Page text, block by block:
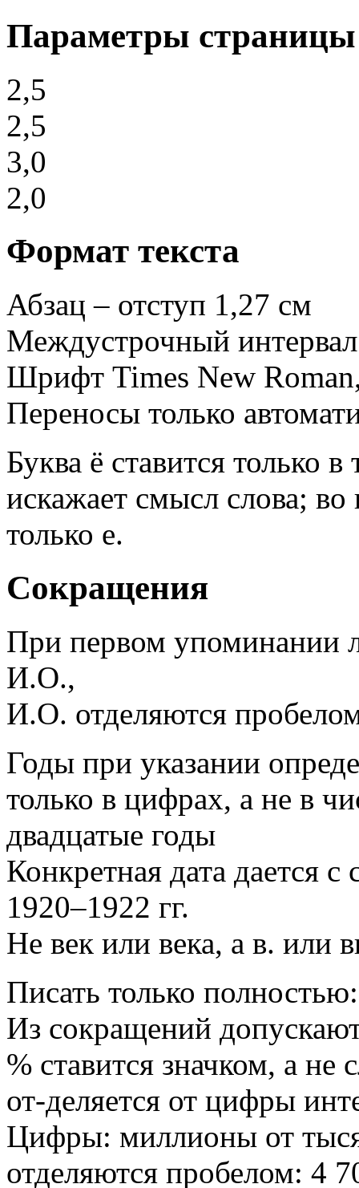
Параметры страницы
2,5
2,5
3,0
2,0
Формат текста
Абзац – отступ 1,27 см
Междустрочный
Шрифт Times New
Переносы только
Буква ё ставится только
искажает смысл слова; во
только е.
Сокращения
При первом упоминании
И.О.,
И.О. отделяются
Годы при указании
только в цифрах, а не в
двадцатые годы
Конкретная дата дается
1920–1922 гг.
Не век или века, а в.
Писать только
Из сокращений
% ставится значком, а не
от-деляется от цифры
Цифры: миллионы от
отделяются пробелом: 4